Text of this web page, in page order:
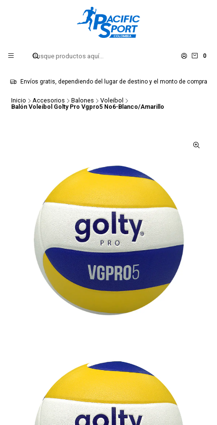
0
Envíos gratis, dependiendo del lugar de destino y el monto de compra
Inicio Accesorios Balones
Voleibol
Balón Voleibol Golty Pro Vgpro5 No6-Blanco/Amarillo